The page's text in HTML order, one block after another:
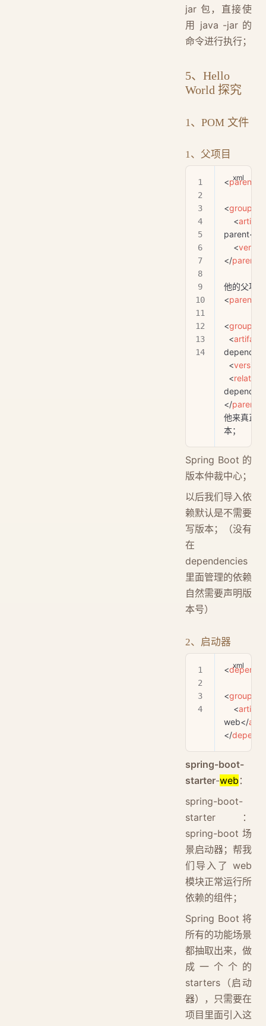
jar 包，直接使
用 java -jar 的
命令进行执行；
5、Hello
World 探究
1、POM 文件
1、父项目
<parent
<groupId
    <
parent</
    <
version
</parent
他的父项
<parent
<groupId
  <
  <
version
  <
</parent
他来真正
本；
Spring Boot 的
版本仲裁中心；
以后我们导入依
赖默认是不需要
写版本；（没有
在
dependencies
里面管理的依赖
自然需要声明版
本号）
2、启动器
<
<groupId
    <
web</
</
spring-boot-
starter-web ：
spring-boot-
starter：
spring-boot 场
景启动器；帮我
们导入了 web
模块正常运行所
依赖的组件；
Spring Boot 将
所有的功能场景
都抽取出来，做
成一个个的
starters（启动
器），只需要在
项目里面引入这